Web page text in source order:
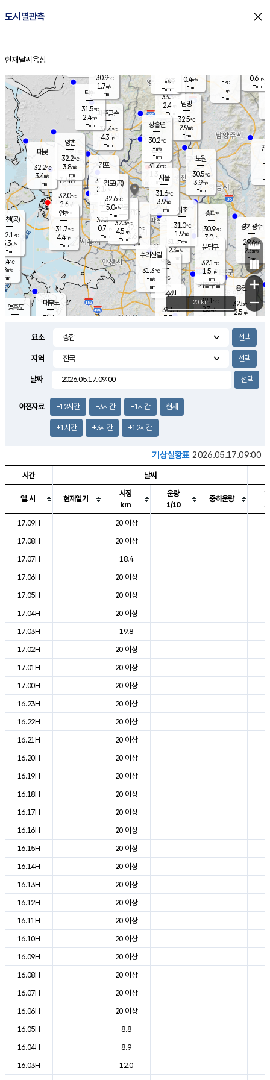
도시별관측 close
홈
현재날씨 육상
의도
℃
m/s
mm
영흥도
양주
33.3℃
2.4
-mm
과천
31.3℃
2.3m/s
- mm
용인
32.5℃
2.5m/s
경기광주
29.6℃
2.6m/s
-mm
3.8m/s
대부도
31.4
경서동
32.0℃
2.6 m/s
-mm
파주금촌
31.4℃
4.3m/s
-mm
-℃
-m/s
-mm
대곶
32.2℃
3.4m/s
-mm
창
-
-m/
-
탄현
31.5℃
2.4m/s
-mm
0.6m/s
-mm
의왕
- ℃
m/s
mm
김포
31.6℃
2.1 m/s
mm
광명
32.1
℃
2.6 m/s
-mm
부천
32.3℃
0.7m/s
-mm
양촌
32.2℃
3.8m/s
-mm
구로
32.3℃
4.5m/s
-mm
은평
31.6℃
1.3 m/s
- mm
노원
30.5℃
3.9m/s
-mm
송파*
30.9℃
3.0m/s
-mm
서초
31.0℃
1.9m/s
-mm
남방
32.5℃
2.9m/s
-mm
기흥구갈
32.1℃
2.3m/s
-
수리산길
31.3℃
-m/s
-mm
분당구
32.1℃
1.5m/s
-mm
장흥면
30.2℃
-m/s
-mm
-m/s
-mm
인천(공)
32.1℃
5.3m/s
-mm
김포(공)
32.6℃
5.0m/s
-mm
수원
31.5℃
3.3 m/s
인천
31.7℃
4.4m/s
-mm
서울
31.6℃
3.9m/s
-mm
30.9℃
1.7m/s
-mm
0.4m/s
-mm
+
−
20 km
요소
지역
날짜
이전자료 -12시간 -3시간 -1시간 현재
+1시간 +3시간 +12시간
기상실황표 2026.05.17.09:00
도시별 기상실황표로 지점, 날씨, 기온, 강수, 바람, 기압등을 안내한 표입
시간 날씨
일.시 현재일기
시정
km
운량
1/10
중하운량
17.09H
20 이상
17.08H
20 이상
17.07H
18.4
17.06H
20 이상
17.05H
20 이상
17.04H
20 이상
17.03H
19.8
17.02H
20 이상
17.01H
20 이상
17.00H
20 이상
16.23H
20 이상
16.22H
20 이상
16.21H
20 이상
16.20H
20 이상
16.19H
20 이상
16.18H
20 이상
16.17H
20 이상
16.16H
20 이상
16.15H
20 이상
16.14H
20 이상
16.13H
20 이상
16.12H
20 이상
16.11H
20 이상
16.10H
20 이상
16.09H
20 이상
16.08H
20 이상
16.07H
20 이상
16.06H
20 이상
16.05H
8.8
16.04H
8.9
16.03H
12.0